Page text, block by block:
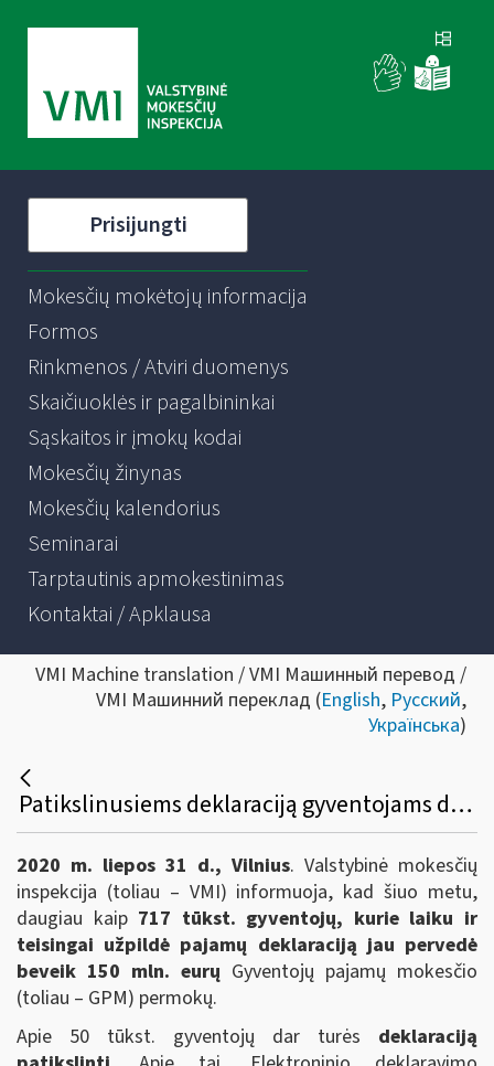
Prisijungti
Mokesčių mokėtojų informacija
Formos
Rinkmenos / Atviri duomenys
Skaičiuoklės ir pagalbininkai
Sąskaitos ir įmokų kodai
Mokesčių žinynas
Mokesčių kalendorius
Seminarai
Tarptautinis apmokestinimas
Kontaktai / Apklausa
VMI Machine translation / VMI Машинный перевод /
VMI Машинний переклад (English, Русский,
Українська)
Patikslinusiems deklaraciją gyventojams dar sugrįš apie 17 mln. eurų
2020 m. liepos 31 d., Vilnius. Valstybinė mokesčių
inspekcija (toliau – VMI) informuoja, kad šiuo metu,
daugiau kaip 717 tūkst. gyventojų, kurie laiku ir
teisingai užpildė pajamų deklaraciją jau pervedė
beveik 150 mln. eurų Gyventojų pajamų mokesčio
(toliau – GPM) permokų.
Apie 50 tūkst. gyventojų dar turės deklaraciją